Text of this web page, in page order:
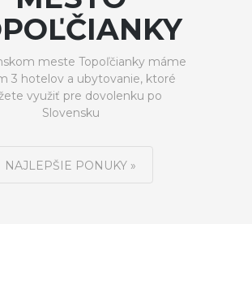
meste Topoľčianky máme
3 hotelov a ubytovanie, ktoré
využiť pre dovolenku po
Slovensku
NAJLEPŠIE PONUKY »